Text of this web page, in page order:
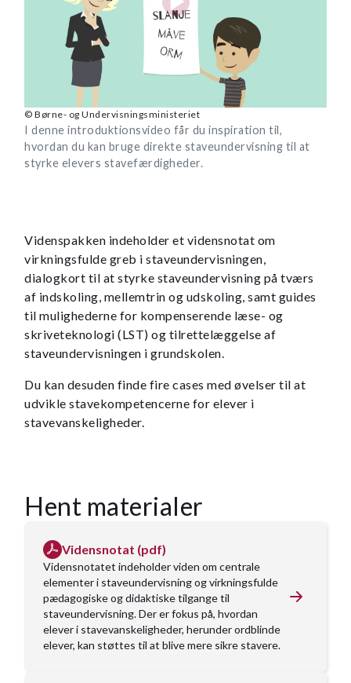
© Børne- og Undervisningsministeriet
I denne introduktionsvideo får du inspiration til,
hvordan du kan bruge direkte staveundervisning til at
styrke elevers stavefærdigheder.
Videnspakken indeholder et vidensnotat om
virkningsfulde greb i staveundervisningen,
dialogkort til at styrke staveundervisning på tværs
af indskoling, mellemtrin og udskoling, samt guides
til mulighederne for kompenserende læse- og
skriveteknologi (LST) og tilrettelæggelse af
staveundervisningen i grundskolen.
Du kan desuden finde fire cases med øvelser til at
udvikle stavekompetencerne for elever i
stavevanskeligheder.
Hent materialer
Vidensnotat (pdf)
Vidensnotatet indeholder viden om centrale
elementer i staveundervisning og virkningsfulde
pædagogiske og didaktiske tilgange til
staveundervisning. Der er fokus på, hvordan
elever i stavevanskeligheder, herunder ordblinde
elever, kan støttes til at blive mere sikre stavere.